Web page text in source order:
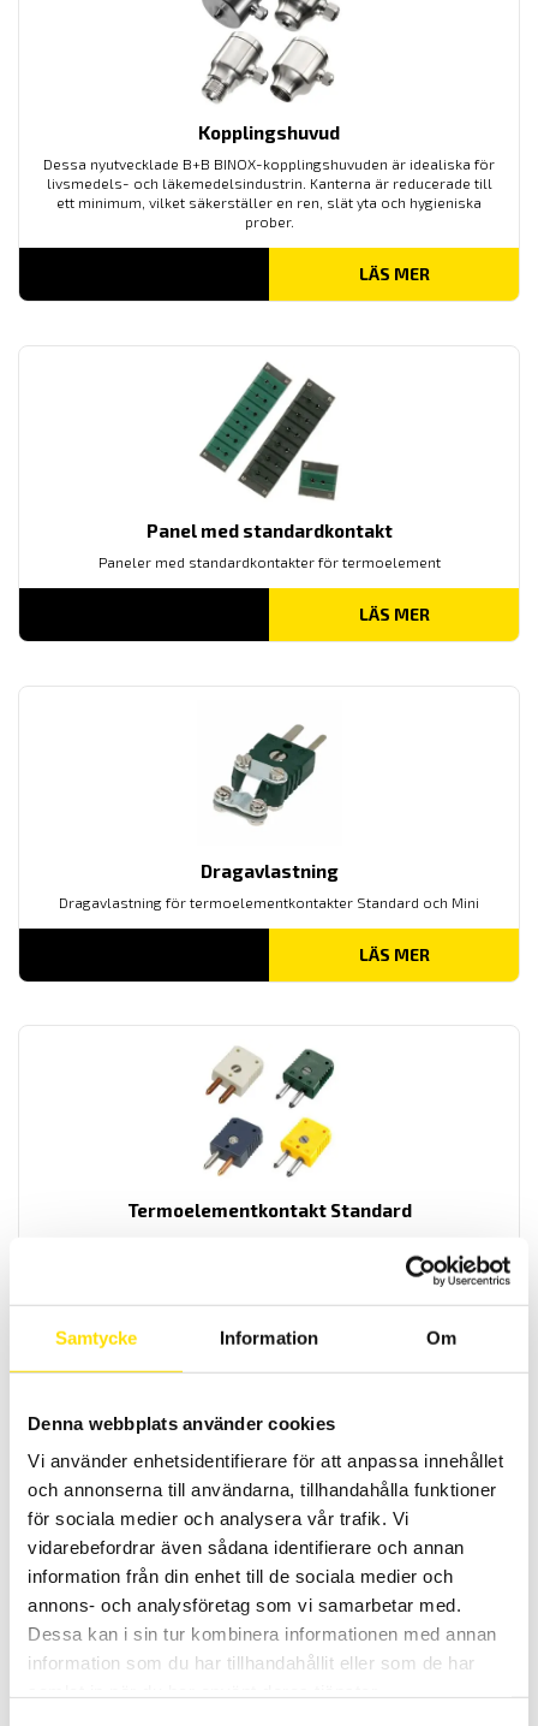
Samtycke Information Om
Denna webbplats använder cookies
Vi använder enhetsidentifierare för att anpassa innehållet
och annonserna till användarna, tillhandahålla funktioner
för sociala medier och analysera vår trafik. Vi
vidarebefordrar även sådana identifierare och annan
information från din enhet till de sociala medier och
annons- och analysföretag som vi samarbetar med.
Dessa kan i sin tur kombinera informationen med annan
information som du har tillhandahållit eller som de har
Kopplingshuvud
Dessa nyutvecklade B+B BINOX-kopplingshuvuden är idealiska för
livsmedels- och läkemedelsindustrin. Kanterna är reducerade till
ett minimum, vilket säkerställer en ren, slät yta och hygieniska
prober.
LÄS MER
Panel med standardkontakt
Paneler med standardkontakter för termoelement
LÄS MER
Dragavlastning
Dragavlastning för termoelementkontakter Standard och Mini
LÄS MER
Termoelementkontakt Standard
reglering, och där mätutrustningens portabilitet är viktig
Termoelementkontakt mini
Där termoelement används för temperaturmätning och/eller -
reglering, och där mätutrustningens portabilitet är viktig
LÄS MER